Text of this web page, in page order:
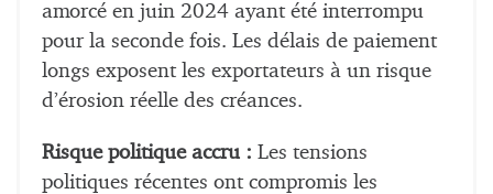
amorcé en juin 2024 ayant été interrompu
pour la seconde fois. Les délais de paiement
longs exposent les exportateurs à un risque
d’érosion réelle des créances.
Risque politique accru : Les tensions
politiques récentes ont compromis les